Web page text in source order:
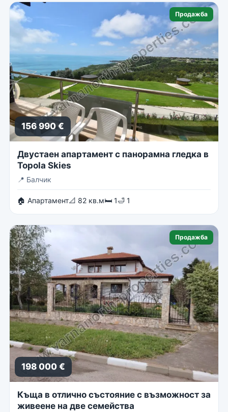
Продажба
156 990 €
Двустаен апартамент с панорамна гледка в
Topola Skies
📍 Балчик
🏠 Апартамент📐 82 кв.м🛏 1🛁 1
Продажба
198 000 €
Къща в отлично състояние с възможност за
живеене на две семейства